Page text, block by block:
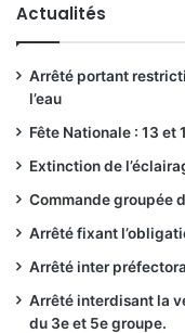
Actualités
Arrêté portant
l’eau
Fête Nationale : 13 et
Extinction de
Commande groupée
Arrêté fixant
Arrêté inter
Arrêté interdisant la
du 3e et 5e groupe.